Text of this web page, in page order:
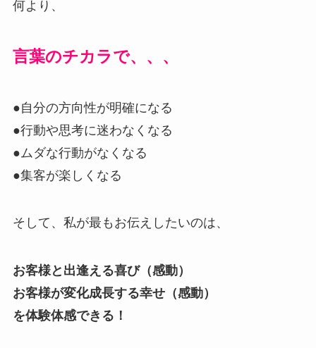
何より、
言葉のチカラで、、、
●自分の方向性が明確になる
●行動や思考に迷わなくなる
●ムダな行動がなくなる
●集客が楽しくなる
そして、私が最もお伝えしたいのは、
お客様と出逢える喜び（感動）
お客様が変化成長する幸せ（感動）
を体験体感できる！